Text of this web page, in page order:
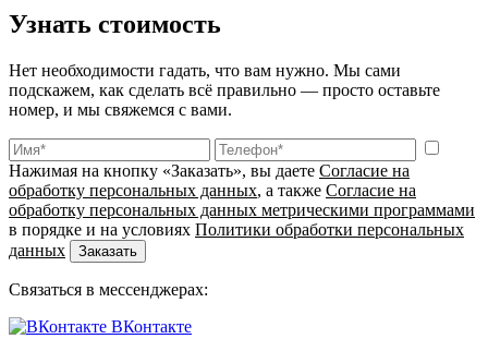
Узнать стоимость
Нет необходимости гадать, что вам нужно. Мы сами
подскажем, как сделать всё правильно — просто оставьте
номер, и мы свяжемся с вами.
Нажимая на кнопку «Заказать», вы даете Согласие на
обработку персональных данных, а также Согласие на
обработку персональных данных метрическими программами
в порядке и на условиях Политики обработки персональных
данных
Заказать
Связаться в мессенджерах:
ВКонтакте